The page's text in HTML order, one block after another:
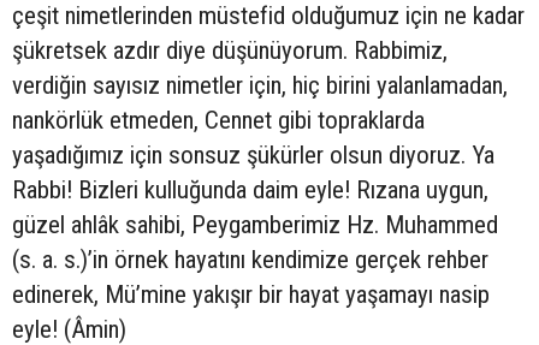
çeşit nimetlerinden müstefid olduğumuz için ne kadar
şükretsek azdır diye düşünüyorum. Rabbimiz,
verdiğin sayısız nimetler için, hiç birini yalanlamadan,
nankörlük etmeden, Cennet gibi topraklarda
yaşadığımız için sonsuz şükürler olsun diyoruz. Ya
Rabbi! Bizleri kulluğunda daim eyle! Rızana uygun,
güzel ahlâk sahibi, Peygamberimiz Hz. Muhammed
(s. a. s.)’in örnek hayatını kendimize gerçek rehber
edinerek, Mü’mine yakışır bir hayat yaşamayı nasip
eyle! (Âmin)